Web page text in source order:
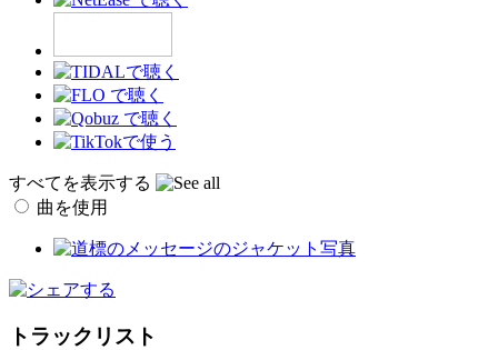
すべてを表示する
曲を使用
トラックリスト